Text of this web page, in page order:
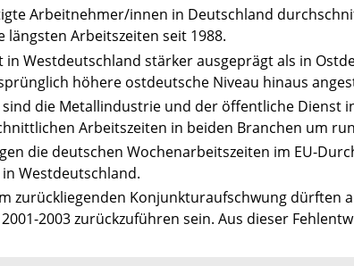
Arbeitnehmer/innen in Deutschland
Arbeitszeiten seit 1988.
Westdeutschland stärker ausgeprägt als in
höhere ostdeutsche Niveau hinaus
die Metallindustrie und der öffentliche Dienst
Arbeitszeiten in beiden Branchen um
die deutschen Wochenarbeitszeiten im EU-
Westdeutschland.
zurückliegenden Konjunkturaufschwung dürften
2003 zurückzuführen sein. Aus dieser